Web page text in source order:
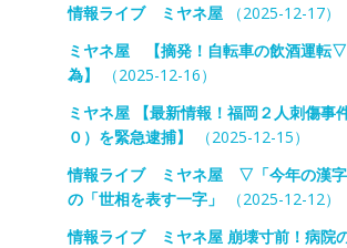
情報ライブ ミヤネ屋（2025-12-17）
ミヤネ屋 【摘発！自転車の飲酒運転
為】
（2025-12-16）
ミヤネ屋 【最新情報！福岡２人刺傷事
０）を緊急逮捕】
（2025-12-15）
情報ライブ ミヤネ屋 ▽「今年の漢字
の「世相を表す一字」
（2025-12-12）
情報ライブ ミヤネ屋 崩壊寸前！病院